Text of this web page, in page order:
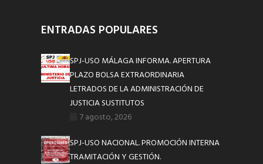
ENTRADAS POPULARES
SPJ-USO MÁLAGA INFORMA. APERTURA
PLAZO BOLSA EXTRAORDINARIA
LETRADOS DE LA ADMINISTRACIÓN DE
JUSTICIA SUSTITUTOS
7 agosto, 2026
SPJ-USO NACIONAL. PROMOCIÓN INTERNA
TRAMITACIÓN Y GESTIÓN.